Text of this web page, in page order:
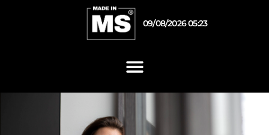
09/08/2026 05:23